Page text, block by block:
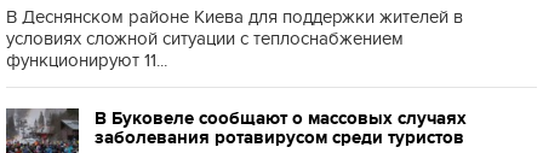
В Деснянском районе Киева для поддержки жителей в
условиях сложной ситуации с теплоснабжением
функционируют 11...
В Буковеле сообщают о массовых случаях
заболевания ротавирусом среди туристов